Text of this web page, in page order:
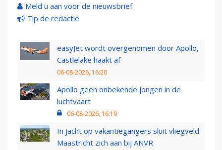
Meld u aan voor de nieuwsbrief
Tip de redactie
easyJet wordt overgenomen door Apollo,
Castlelake haakt af
06-08-2026, 16:20
Apollo geen onbekende jongen in de
luchtvaart
06-08-2026, 16:19
In jacht op vakantiegangers sluit vliegveld
Maastricht zich aan bij ANVR